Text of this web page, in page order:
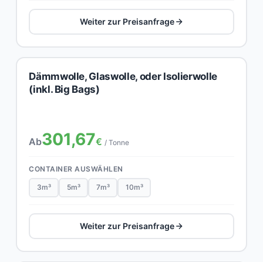
Weiter zur Preisanfrage
Dämmwolle, Glaswolle, oder Isolierwolle
(inkl. Big Bags)
Ab301,67€ / Tonne
CONTAINER AUSWÄHLEN
3m³ 5m³ 7m³ 10m³
Weiter zur Preisanfrage